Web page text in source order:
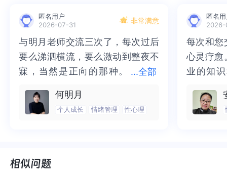
我观念和自我价值，并且影响很久。我个人内心不
奖、认可，我也不敢表露自己的成绩与看法。
在与他人的相处中，我没有延时满足的能力，我总
是渴望别人的关注、关心，我又很害怕被抛弃。
被抛弃、坠入深渊的感觉，我的心底里总感觉自己
没有做好，总感觉会被别人不喜欢。
我观念和自我价值，并且影响很久。我个人内心不
奖、认可，我也不敢表露自己的成绩与看法。
在与他人的相处中，我没有延时满足的能力，我总
是渴望别人的关注、关心，我又很害怕被抛弃。
被抛弃、坠入深渊的感觉，我的心底里总感觉自己
没有做好，总感觉会被别人不喜欢。
外面不危险，关系不会那么坏，但是由于受到成长
你所说的这种恐惧和匮乏的感觉，只有当我们看到
了潜意识的真相，潜意识才能逐渐意识化，才能够
逐渐松动，我们也才能够建立起新的安全型的依恋
其实也不是凭空而来的，也是源于曾经的创伤，我
们可以通过回溯的方式去找到根源，只有处理了源
那个时候发生了什么？你的身体感觉是怎样的？你
不危险，关系不会那么坏，但是由于受到成长经历
说的这种恐惧和匮乏的感觉，只有当我们看到了潜
意识的真相，潜意识才能逐渐意识化，才能够逐渐
松动，我们也才能够建立起新的安全型的依恋模
实也不是凭空而来的，也是源于曾经的创伤，我们
可以通过回溯的方式去找到根源，只有处理了源头
时候发生了什么？你的身体感觉是怎样的？你有什
的自己。然后我们再去尝试整合，那时与此刻的状
和改变，先要从接纳和看到自己开始，如此，这种
成长和改变才是坚实的。您觉得呢？以上就是我目
前想到的，我觉得您已经迈出了很好的一步。世界
然后我们再去尝试整合，那时与此刻的状态，看看
先要从接纳和看到自己开始，如此，这种成长和改
变才是坚实的。您觉得呢？以上就是我目前想到
的，我觉得您已经迈出了很好的一步。世界和我爱
匿名用户
2026-07-31
非常满意
...全部
与明月老师交流三次了，每次过后
要么涕泗横流，要么激动到整夜不
寐，当然是正向的那种。
来，觉得不必再踽踽独行，也不必
再困于桎梏，更不必觉得这半生所
前行。
与明月老师交流三次了，每次过后
要么涕泗横流，要么激动到整夜不
寐，当然是正向的那种。二十多年
不必再踽踽独行，也不必再困于桎
梏，更不必觉得这半生所积，靡有
行。
何明月
个人成长 情绪管理 性心理
匿名
2026-
每次和您
心灵疗愈
业的知
我喘不
逐渐释
每次和您
心灵疗愈
业的知识
气的情
然。感